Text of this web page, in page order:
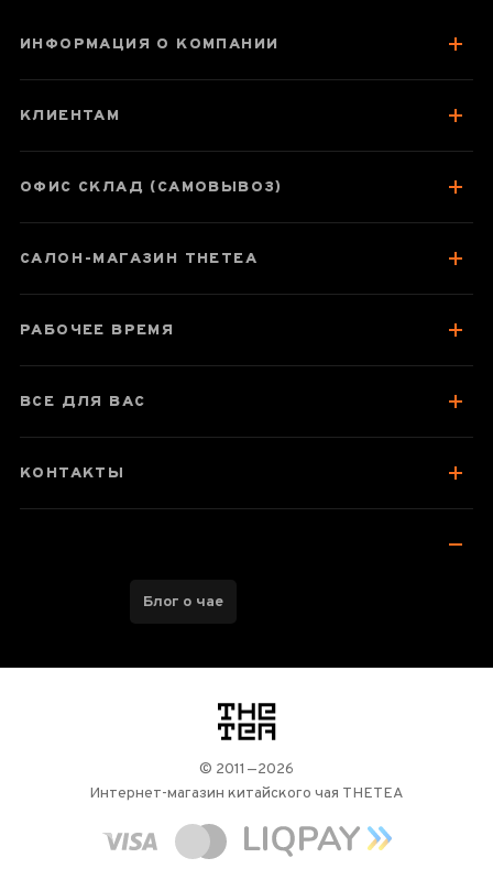
Чахай
Паспорт товара
ИНФОРМАЦИЯ О КОМПАНИИ
КЛИЕНТАМ
ОФИС СКЛАД (САМОВЫВОЗ)
САЛОН-МАГАЗИН THETEA
РАБОЧЕЕ ВРЕМЯ
ВСЕ ДЛЯ ВАС
КОНТАКТЫ
Блог о чае
логотип
© 2011—2026
Интернет-магазин китайского чая THETEA